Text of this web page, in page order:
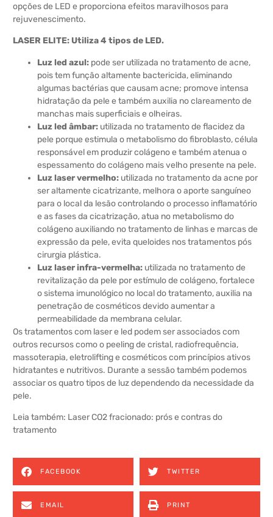
opções de LED e proporciona efeitos maravilhosos para
rejuvenescimento.
LASER ELITE: Utiliza 4 tipos de LED.
Luz led azul: pode ser utilizada no tratamento de acne,
pois tem função altamente bactericida, eliminando
algumas bactérias que causam acne; promove intensa
hidratação da pele e também auxilia no clareamento de
manchas mais superficiais e olheiras.
Luz led âmbar: utilizada no tratamento de flacidez da
pele porque estimula o metabolismo do fibroblasto, célula
responsável em produzir colágeno e também atenua o
espessamento do colágeno mais velho presente na pele.
Luz laser vermelho: utilizada no tratamento da acne por
ser altamente cicatrizante, melhora o aporte sanguíneo
para o local da lesão controlando o processo inflamatório
e as fases da cicatrização, atua no metabolismo do
colágeno auxiliando no tratamento de linhas e marcas de
expressão da pele, evita queloides nos tratamentos pós
cirurgia plástica.
Luz laser infra-vermelha: utilizada no tratamento de
revitalização da pele por estímulo de colágeno, fortalece
o sistema imunológico no local do tratamento, auxilia na
penetração de cosméticos devido aumentar a
permeabilidade da membrana celular.
Os tratamentos com laser e led podem ser associados com
outros recursos como o peeling de cristal, radiofrequência,
massoterapia, eletrolifting e cosméticos com princípios ativos
hidratantes e nutritivos. Durante a sessão também podemos
associar os quatro tipos de luz dependendo da necessidade da
pele.
Leia também: Laser CO2 fracionado: prós e contras do
tratamento
FACEBOOK TWITTER
EMAIL PRINT